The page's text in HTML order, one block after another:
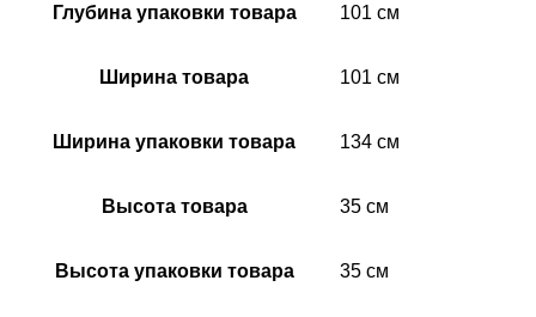
Глубина упаковки товара 101 см
Ширина товара 101 см
Ширина упаковки товара 134 см
Высота товара 35 см
Высота упаковки товара 35 см